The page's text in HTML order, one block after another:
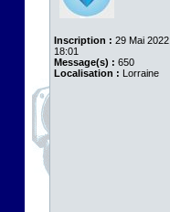
Inscription : 29 Mai 2022,
18:01
Message(s) : 650
Localisation : Lorraine